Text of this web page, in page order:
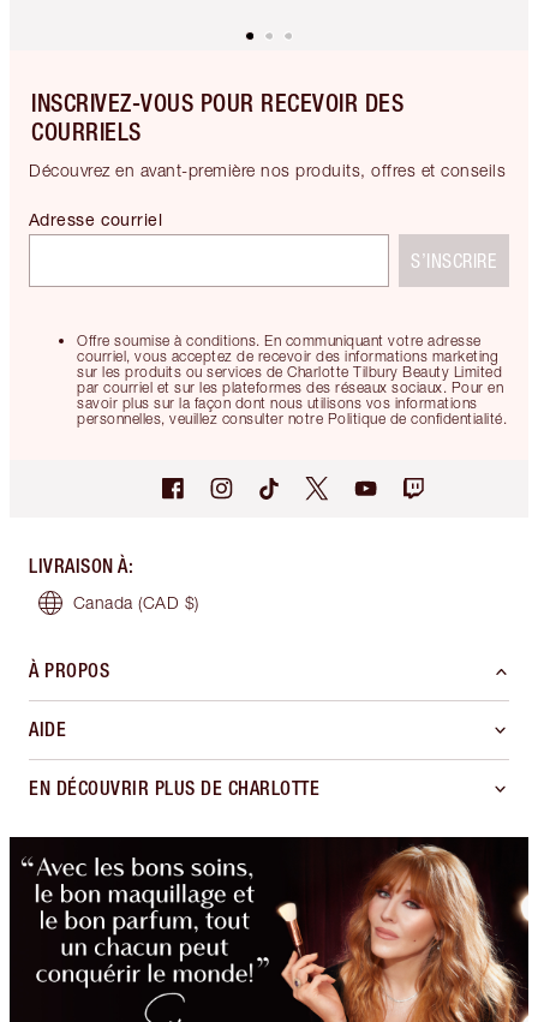
INSCRIVEZ-VOUS POUR RECEVOIR DES
COURRIELS
Découvrez en avant-première nos produits, offres et conseils
Offre soumise à conditions. En communiquant votre adresse
courriel, vous acceptez de recevoir des informations marketing
sur les produits ou services de Charlotte Tilbury Beauty Limited
par courriel et sur les plateformes des réseaux sociaux. Pour en
savoir plus sur la façon dont nous utilisons vos informations
personnelles, veuillez consulter notre Politique de confidentialité.
Adresse courriel
S’INSCRIRE
LIVRAISON À:
Canada (CAD $)
À PROPOS
AIDE
EN DÉCOUVRIR PLUS DE CHARLOTTE